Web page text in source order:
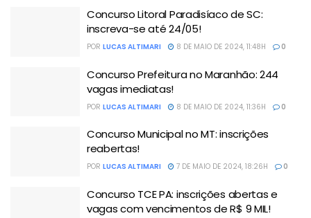
Concurso Litoral Paradisíaco de SC:
inscreva-se até 24/05!
POR LUCAS ALTIMARI 8 DE MAIO DE 2024, 11:48H 0
Concurso Prefeitura no Maranhão: 244
vagas imediatas!
POR LUCAS ALTIMARI 8 DE MAIO DE 2024, 11:36H 0
Concurso Municipal no MT: inscrições
reabertas!
POR LUCAS ALTIMARI 7 DE MAIO DE 2024, 18:26H 0
Concurso TCE PA: inscrições abertas e
vagas com vencimentos de R$ 9 MIL!